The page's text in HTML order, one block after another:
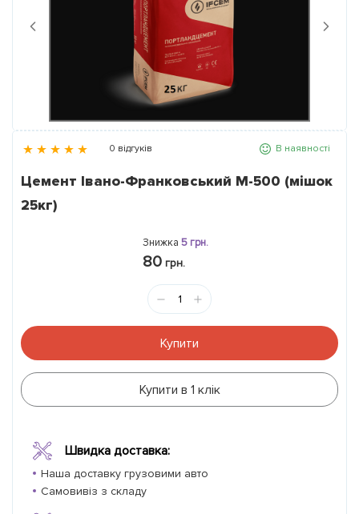
Акції
Розпродаж
Контакти
Галерея
Про нас
Previous Next
0 відгуків В наявності
Цемент Івано-Франковський М-500 (мішок
25кг)
Знижка 5 грн.
80 грн.
Купити
Купити в 1 клік
Швидка доставка:
Наша доставку грузовими авто
Самовивіз з складу